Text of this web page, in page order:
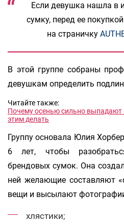
Если девушка нашла в
сумку, перед ее
на страничку
В этой группе собраны
девушкам определить
Читайте также:
Почему осенью сильно выпадают
этим делать
Группу основала Юлия
6 лет, чтобы
брендовых сумок. Она
ней желающие составляют
вещи и высылают
хлястики;